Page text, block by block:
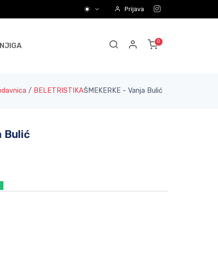
Prijava
/ BELETRISTIKAŠMEKERKE - Vanja Bulić
Bulić